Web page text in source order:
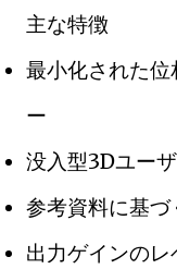
主な特徴
最小化された
ー
没入型3Dユー
参考資料に基づ
出力ゲインの